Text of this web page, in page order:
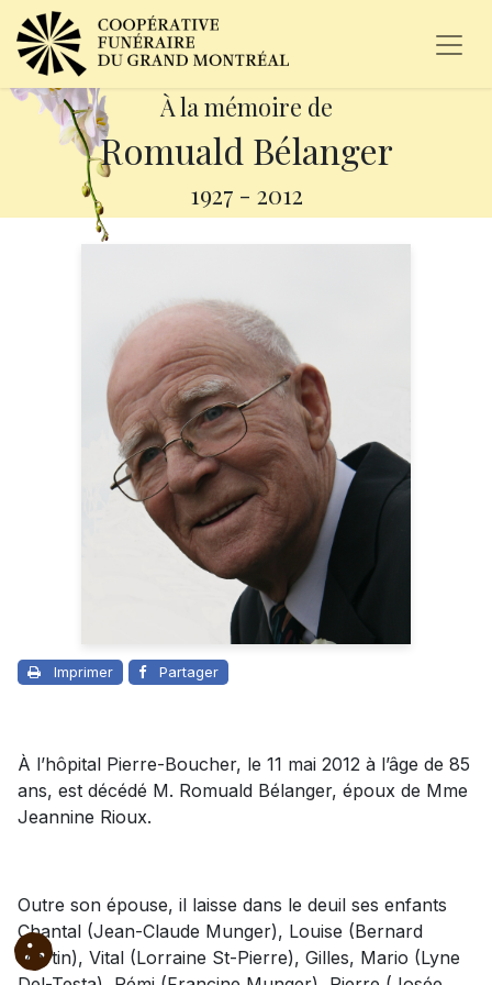
À la mémoire de
Romuald Bélanger
1927 - 2012
Imprimer Partager
À l’hôpital Pierre-Boucher, le 11 mai 2012 à l’âge de 85
ans, est décédé M. Romuald Bélanger, époux de Mme
Jeannine Rioux.
Outre son épouse, il laisse dans le deuil ses enfants
Chantal (Jean-Claude Munger), Louise (Bernard
Martin), Vital (Lorraine St-Pierre), Gilles, Mario (Lyne